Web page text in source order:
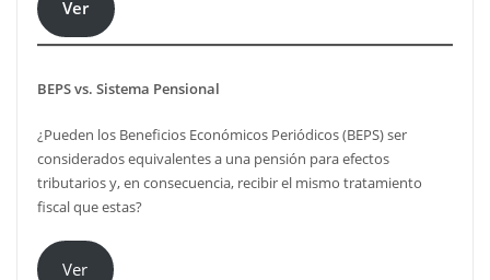
Ver
BEPS vs. Sistema Pensional
¿Pueden los Beneficios Económicos Periódicos (BEPS) ser
considerados equivalentes a una pensión para efectos
tributarios y, en consecuencia, recibir el mismo tratamiento
fiscal que estas?
Ver